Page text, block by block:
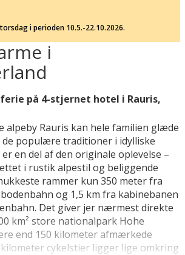
i
på 4-stjernet hotel i Rauris,
alpeby Rauris kan hele familien glæde
de populære traditioner i idylliske
en del af den originale oplevelse –
i rustik alpestil og beliggende
rammer kun 350 meter fra
og 1,5 km fra kabinebanen
Det giver jer nærmest direkte
km² store nationalpark Hohe
end 150 kilometer afmærkede
cykelstier ligger lige omkring
i perioden 10.5.-22.10.2026.